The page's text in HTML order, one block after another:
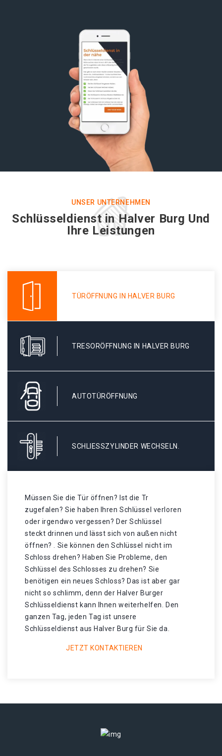
UNSER UNTERNEHMEN
Schlüsseldienst in Halver Burg Und
Ihre Leistungen
TÜRÖFFNUNG IN HALVER BURG
TRESORÖFFNUNG IN HALVER BURG
AUTOTÜRÖFFNUNG
SCHLIESSZYLINDER WECHSELN.
Müssen Sie die Tür öffnen? Ist die Tr
zugefalen? Sie haben Ihren Schlüssel verloren
oder irgendwo vergessen? Der Schlüssel
steckt drinnen und lässt sich von außen nicht
öffnen? . Sie können den Schlüssel nicht im
Schloss drehen? Haben Sie Probleme, den
Schlüssel des Schlosses zu drehen? Sie
benötigen ein neues Schloss? Das ist aber gar
nicht so schlimm, denn der Halver Burger
Schlüsseldienst kann Ihnen weiterhelfen. Den
ganzen Tag, jeden Tag ist unsere
Schlüsseldienst aus Halver Burg für Sie da.
JETZT KONTAKTIEREN